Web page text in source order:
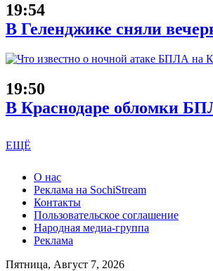
19:54
В Геленджике сняли
19:50
В Краснодаре обломки
ЕЩЁ
О нас
Реклама на SochiStream
Контакты
Пользовательское соглашение
Народная медиа-группа
Реклама
Пятница, Август 7, 2026